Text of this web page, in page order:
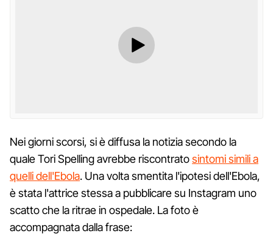
Nei giorni scorsi, si è diffusa la notizia secondo la
quale Tori Spelling avrebbe riscontratosintomi simili a
quelli dell'Ebola. Una volta smentita l'ipotesi dell'Ebola,
è stata l'attrice stessa a pubblicare su Instagram uno
scatto che la ritrae in ospedale. La foto è
accompagnata dalla frase: